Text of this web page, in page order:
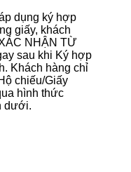
dụng ký hợp
giấy, khách
NHẬN TỪ
sau khi Ký hợp
Khách hàng chỉ
chiếu/Giấy
hình thức
dưới.